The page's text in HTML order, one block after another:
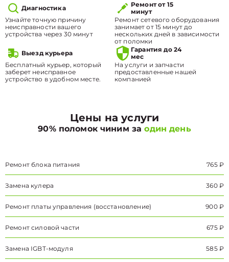
Диагностика
Узнайте точную причину
неисправности вашего
устройства через 30 минут
Ремонт от 15
минут
Ремонт сетевого оборудования
занимает от 15 минут до
нескольких дней в зависимости
от поломки
Выезд курьера
Бесплатный курьер, который
заберет неисправное
устройство в удобном месте.
Гарантия до 24
мес
На услуги и запчасти
предоставленные нашей
компанией
Цены на услуги
90% поломок чиним заодин день
Ремонт блока питания 765 ₽
Замена кулера 360 ₽
Ремонт платы управления (восстановление) 900 ₽
Ремонт силовой части 675 ₽
Замена IGBT-модуля 585 ₽